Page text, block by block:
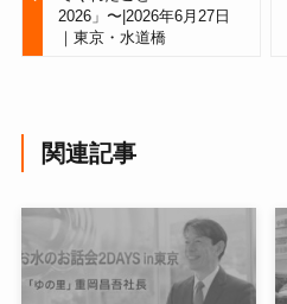
2026」〜|2026年6月27日
｜東京・水道橋
関連記事